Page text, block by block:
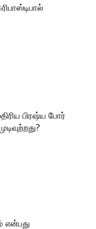
பிரஷ்ய போர்
?
என்பது